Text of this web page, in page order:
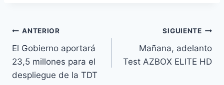
u
e
t
a
Navegación
de
entradas
ANTERIOR
El Gobierno aportará
23,5 millones para el
despliegue de la TDT
SIGUIENTE
Mañana, adelanto
Test AZBOX ELITE HD